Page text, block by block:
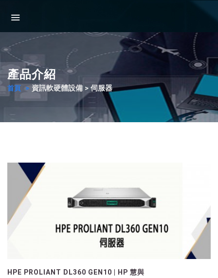
產品介紹
首頁 資訊軟硬體設備 > 伺服器
HPE PROLIANT DL360 GEN10 | HP 慧與